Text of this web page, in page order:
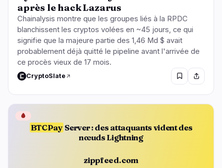
après le hack Lazarus
Chainalysis montre que les groupes liés à la RPDC
blanchissent les cryptos volées en ~45 jours, ce qui
signifie que la majeure partie des 1,46 Md $ avait
probablement déjà quitté le pipeline avant l'arrivée de
ce procès vieux de 17 mois.
CryptoSlate
BTCPay Server : des attaquants vident des
nœuds Lightning
zippfeed.com
🩸